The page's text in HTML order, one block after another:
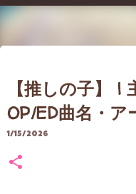
【重要なお知
のお詫びとブ
し）について
【推しの子】 |
OP/ED曲名・
1/15/2026